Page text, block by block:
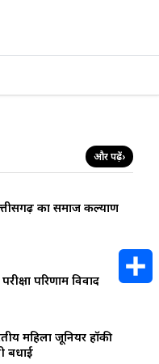
और पढ़ें›
का समाज कल्याण
परिणाम विवाद
महिला जूनियर हॉकी
बधाई